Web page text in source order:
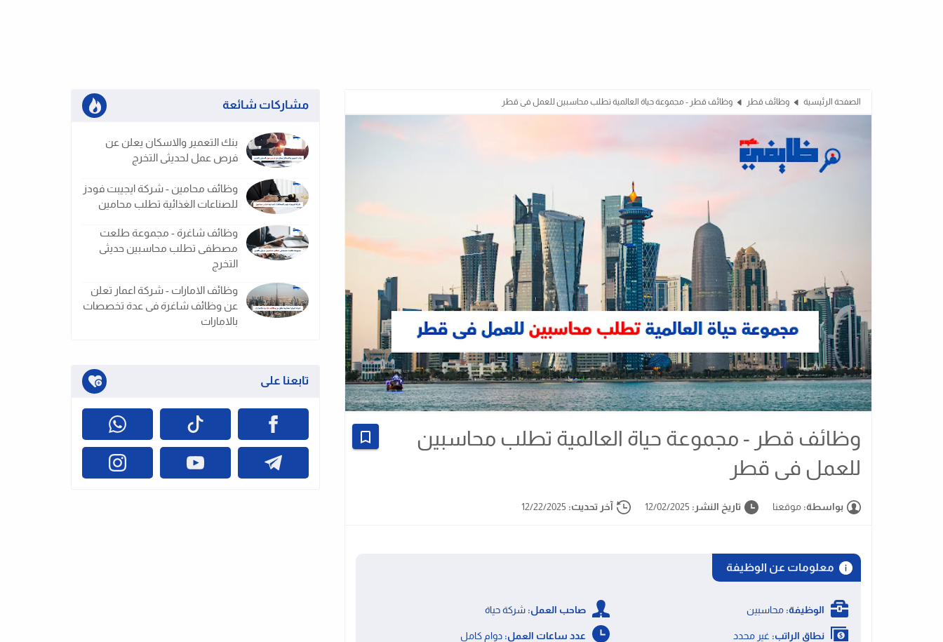
الصفحة الرئيسية وظائف قطر وظائف قطر - مجموعة حياة العالمية تطلب محاسبين للعمل فى قطر
وظائف قطر - مجموعة حياة العالمية تطلب محاسبين
للعمل فى قطر
بواسطة: موقعنا تاريخ النشر: 12/02/2025 آخر تحديث: 12/22/2025
معلومات عن الوظيفة
الوظيفة: محاسبين صاحب العمل: شركة حياة
نطاق الراتب: غير محدد عدد ساعات العمل: دوام كامل
مشاركات شائعة
بنك التعمير والاسكان يعلن عن
فرص عمل لحديثى التخرج
وظائف محامين - شركة ايجيبت فودز
للصناعات الغذائية تطلب محامين
وظائف شاغرة - مجموعة طلعت
مصطفى تطلب محاسبين حديثى
التخرج
وظائف الامارات - شركة اعمار تعلن
عن وظائف شاغرة فى عدة تخصصات
بالامارات
تابعنا على